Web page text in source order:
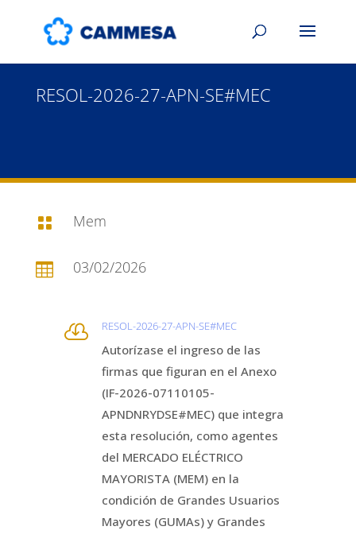
RESOL-2026-27-APN-SE#MEC
 Mem
 03/02/2026
 RESOL-2026-27-APN-SE#MEC
Autorízase el ingreso de las
firmas que figuran en el Anexo
(IF-2026-07110105-
APNDNRYDSE#MEC) que integra
esta resolución, como agentes
del MERCADO ELÉCTRICO
MAYORISTA (MEM) en la
condición de Grandes Usuarios
Mayores (GUMAs) y Grandes